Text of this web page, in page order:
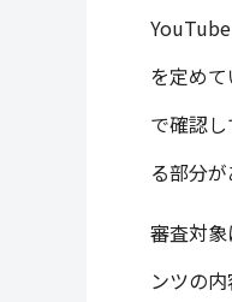
を定め
で確認
る部分
審査対
ンツの